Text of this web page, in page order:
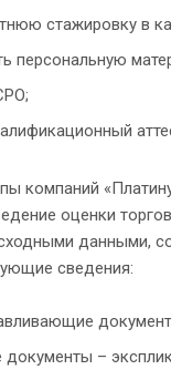
стажировку в
персональную
компаний
оценки
данными,
сведения:
документы –